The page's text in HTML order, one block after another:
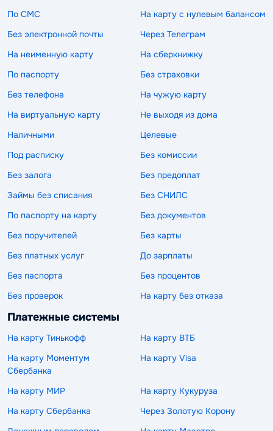
По СМС
На карту с нулевым балансом
Без электронной почты
Через Телеграм
На неименную карту
На сберкнижку
По паспорту
Без страховки
Без телефона
На чужую карту
На виртуальную карту
Не выходя из дома
Наличными
Целевые
Под расписку
Без комиссии
Без залога
Без предоплат
Займы без списания
Без СНИЛС
По паспорту на карту
Без документов
Без поручителей
Без карты
Без платных услуг
До зарплаты
Без паспорта
Без процентов
Без проверок
На карту без отказа
Платежные системы
На карту Тинькофф
На карту ВТБ
На карту Моментум
Сбербанка
На карту Visa
На карту МИР
На карту Кукуруза
На карту Сбербанка
Через Золотую Корону